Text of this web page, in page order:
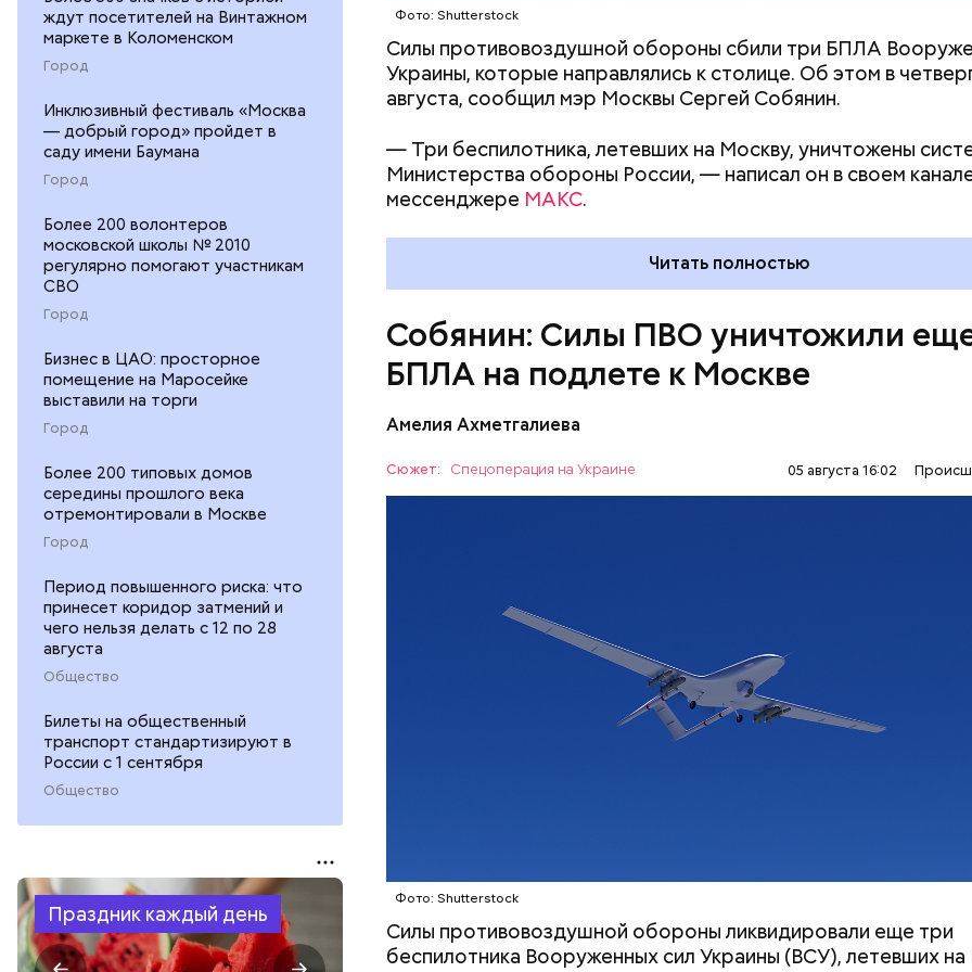
ждут посетителей на Винтажном
маркете в Коломенском
Город
Инклюзивный фестиваль «Москва
— добрый город» пройдет в
саду имени Баумана
Город
Более 200 волонтеров
московской школы № 2010
регулярно помогают участникам
СВО
Город
Бизнес в ЦАО: просторное
помещение на Маросейке
выставили на торги
Город
Более 200 типовых домов
середины прошлого века
отремонтировали в Москве
Город
Период повышенного риска: что
принесет коридор затмений и
чего нельзя делать с 12 по 28
августа
Общество
Билеты на общественный
транспорт стандартизируют в
России с 1 сентября
Общество
Праздник каждый день
Фото: Shutterstock
Силы противовоздушной обороны сбили три БПЛА
Украины, которые направлялись к столице. Об этом в
августа, сообщил мэр Москвы Сергей Собянин.
— Три беспилотника, летевших на Москву, уничтожены
Министерства обороны России, — написал он в своем
мессенджере МАКС.
Читать полностью
Собянин: Силы ПВО уничтожили
БПЛА на подлете к Москве
Амелия Ахметгалиева
Сюжет: Спецоперация на Украине 05 августа 16:02
Фото: Shutterstock
Силы противовоздушной обороны ликвидировали еще три
беспилотника Вооруженных сил Украины (ВСУ), летевших на
армии по медицинскому учреждению в Донецкепогибла
еще две женщины получили ранения. Больницу атаковал